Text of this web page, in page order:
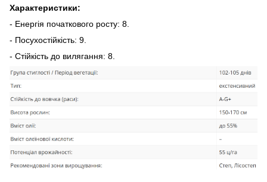
Характеристики:
- Енергія початкового росту: 8.
- Посухостійкість: 9.
- Стійкість до вилягання: 8.